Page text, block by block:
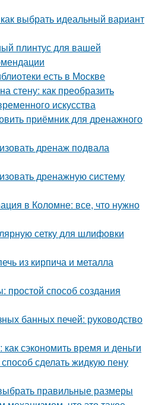
выбрать идеальный вариант
плинтус для вашей
есть в Москве
стену: как преобразить
искусства
приёмник для дренажного
дренаж подвала
дренажную систему
в Коломне: все, что нужно
сетку для шлифовки
из кирпича и металла
простой способ создания
банных печей: руководство
сэкономить время и деньги
сделать жидкую пену
правильные размеры